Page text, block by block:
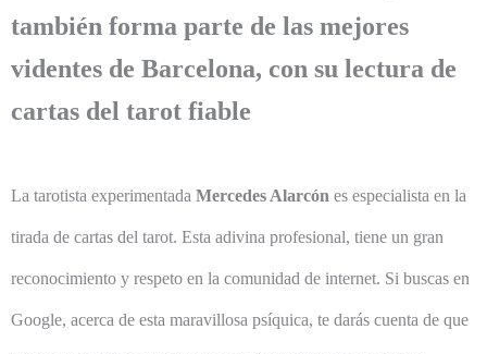
también forma parte de las mejores
videntes de Barcelona, con su lectura de
cartas del tarot fiable
La tarotista experimentada Mercedes Alarcón es especialista en la
tirada de cartas del tarot. Esta adivina profesional, tiene un gran
reconocimiento y respeto en la comunidad de internet. Si buscas en
Google, acerca de esta maravillosa psíquica, te darás cuenta de que